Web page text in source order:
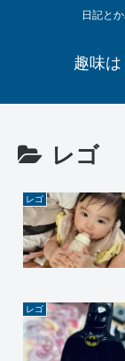
日記と
趣味は
レゴ
レゴ
レゴ